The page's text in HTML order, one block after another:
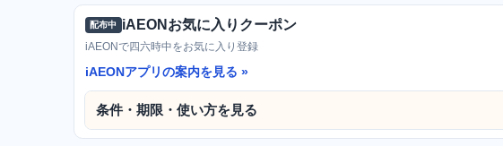
配布中 iAEONお気に入りクーポン
iAEONで四六時中をお気に入り登録
iAEONアプリの案内を見る
条件・期限・使い方を見る